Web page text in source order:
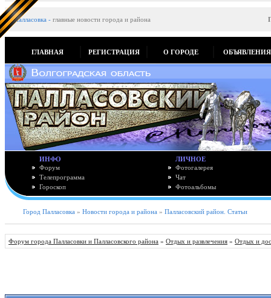
Палласовка - главные новости города и района
ГЛАВНАЯ РЕГИСТРАЦИЯ О ГОРОДЕ ОБЪЯВЛЕНИЯ
ИНФО
Форум
Телепрограмма
Гороскоп
ЛИЧНОЕ
Фотогалерея
Чат
Фотоальбомы
Город Палласовка » Новости города и района » Палласовский район. Статьи
Форум города Палласовки и Палласовского района » Отдых и развлечения » Отдых и